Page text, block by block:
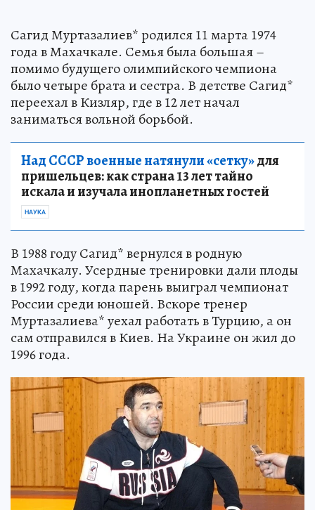
Сагид Муртазалиев* родился 11 марта 1974
года в Махачкале. Семья была большая –
помимо будущего олимпийского чемпиона
было четыре брата и сестра. В детстве Сагид*
переехал в Кизляр, где в 12 лет начал
заниматься вольной борьбой.
Над СССР военные натянули «сетку»для
пришельцев: как страна 13 лет тайно
искала и изучала инопланетных гостей
НАУКА
В 1988 году Сагид* вернулся в родную
Махачкалу. Усердные тренировки дали плоды
в 1992 году, когда парень выиграл чемпионат
России среди юношей. Вскоре тренер
Муртазалиева* уехал работать в Турцию, а он
сам отправился в Киев. На Украине он жил до
1996 года.